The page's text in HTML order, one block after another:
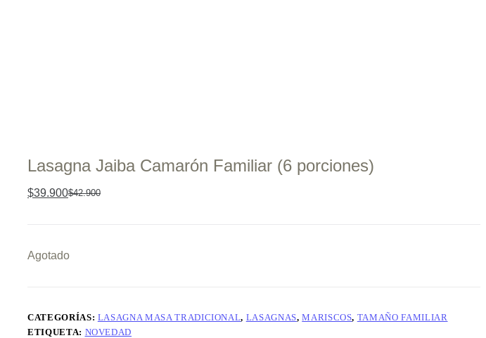
Lasagna Jaiba Camarón Familiar (6 porciones)
$42.900
El
$39.900El
Agotado
CATEGORÍAS: LASAGNA MASA TRADICIONAL, LASAGNAS,MARISCOS, TAMAÑO FAMILIAR
ETIQUETA: NOVEDAD